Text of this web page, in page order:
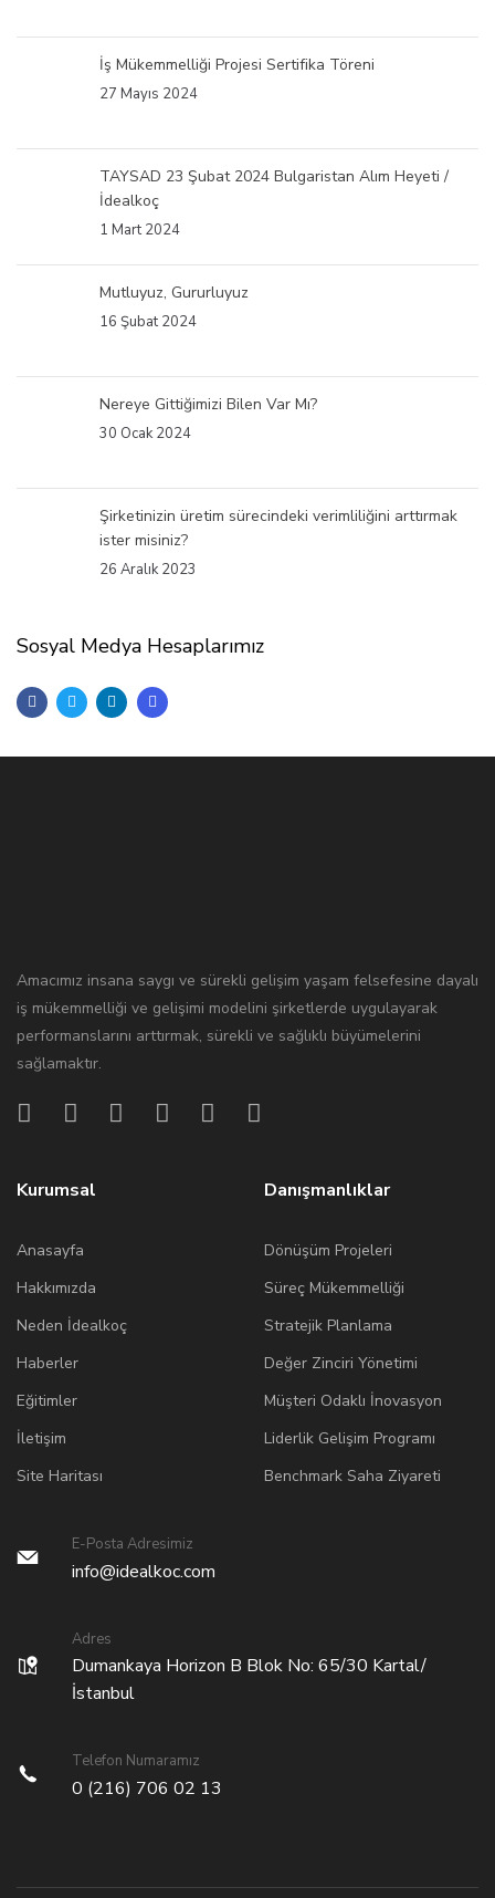
İş Mükemmelliği Projesi Sertifika Töreni
27 Mayıs 2024
TAYSAD 23 Şubat 2024 Bulgaristan Alım Heyeti /
İdealkoç
1 Mart 2024
Mutluyuz, Gururluyuz
16 Şubat 2024
Nereye Gittiğimizi Bilen Var Mı?
30 Ocak 2024
Şirketinizin üretim sürecindeki verimliliğini arttırmak
ister misiniz?
26 Aralık 2023
Sosyal Medya Hesaplarımız
Amacımız insana saygı ve sürekli gelişim yaşam felsefesine dayalı
iş mükemmelliği ve gelişimi modelini şirketlerde uygulayarak
performanslarını arttırmak, sürekli ve sağlıklı büyümelerini
sağlamaktır.
Kurumsal
Anasayfa
Hakkımızda
Neden İdealkoç
Haberler
Eğitimler
İletişim
Site Haritası
Danışmanlıklar
Dönüşüm Projeleri
Süreç Mükemmelliği
Stratejik Planlama
Değer Zinciri Yönetimi
Müşteri Odaklı İnovasyon
Liderlik Gelişim Programı
Benchmark Saha Ziyareti
E-Posta Adresimiz
info@idealkoc.com
Adres
Dumankaya Horizon B Blok No: 65/30 Kartal/
İstanbul
Telefon Numaramız
0 (216) 706 02 13